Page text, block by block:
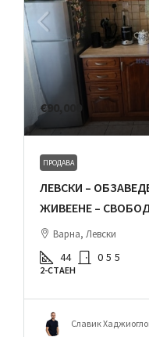
€90,000
ПРОДАВА
ЛЕВСКИ –
ЖИВЕЕНЕ –
Варна, Левски
44 0 5 5
2-СТАЕН
Славик